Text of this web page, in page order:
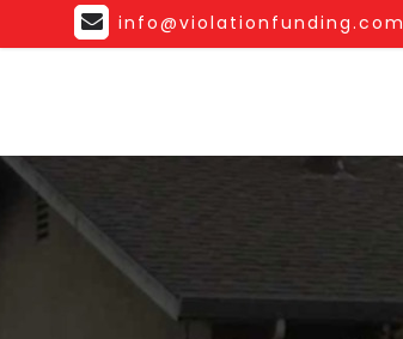
info@violationfunding.com